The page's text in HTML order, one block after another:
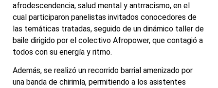
afrodescendencia, salud mental y antrracismo, en el
cual participaron panelistas invitados conocedores de
las temáticas tratadas, seguido de un dinámico taller de
baile dirigido por el colectivo Afropower, que contagió a
todos con su energía y ritmo.
Además, se realizó un recorrido barrial amenizado por
una banda de chirimía, permitiendo a los asistentes